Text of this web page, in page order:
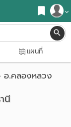
แผนที่
อ.คลองหลวง
นี